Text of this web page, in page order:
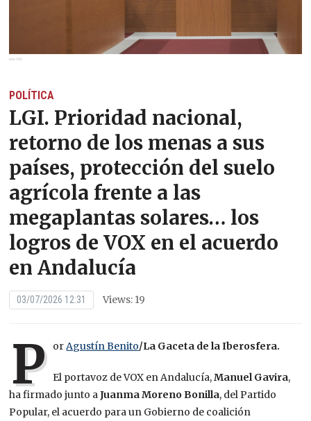
POLÍTICA
LGI. Prioridad nacional,
retorno de los menas a sus
países, protección del suelo
agrícola frente a las
megaplantas solares… los
logros de VOX en el acuerdo
en Andalucía
03/07/2026 12:31 Views: 19
P orAgustín Benito/La Gaceta de la Iberosfera.
El portavoz de VOX en Andalucía,Manuel Gavira,
ha firmado junto aJuanma Moreno Bonilla, del Partido
Popular, el acuerdo para un Gobierno de coalición